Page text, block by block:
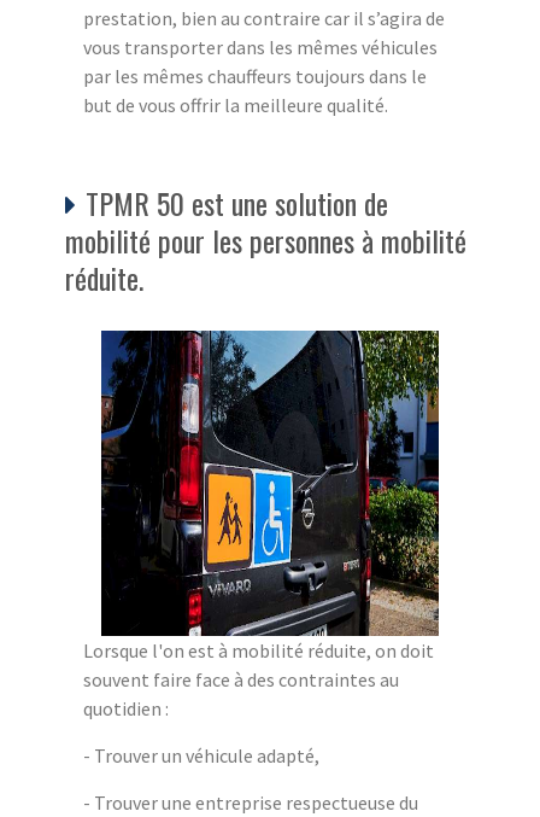
prestation, bien au contraire car il s’agira de
vous transporter dans les mêmes véhicules
par les mêmes chauffeurs toujours dans le
but de vous offrir la meilleure qualité.
TPMR 50 est une solution de
mobilité pour les personnes à mobilité
réduite.
Lorsque l'on est à mobilité réduite, on doit
souvent faire face à des contraintes au
quotidien :
- Trouver un véhicule adapté,
- Trouver une entreprise respectueuse du